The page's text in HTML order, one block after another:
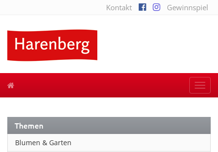
Kontakt Gewinnspiel
Themen
Blumen & Garten